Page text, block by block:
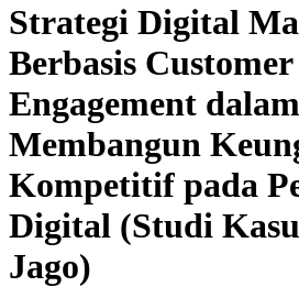
Strategi Digital
Berbasis Customer
Engagement dalam
Membangun
Kompetitif pada
Digital (Studi
Jago)